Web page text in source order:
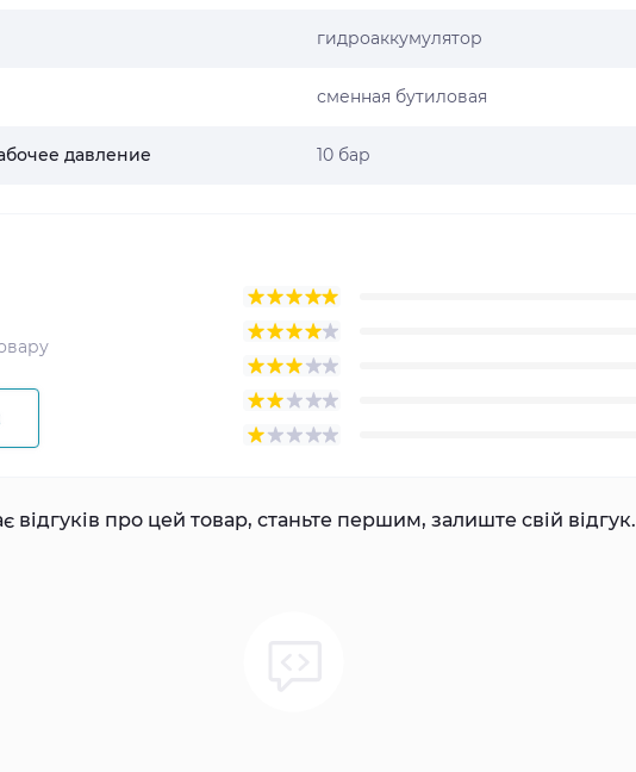
гидроаккумулятор
сменная бутиловая
давление 10 бар
відгуків про цей товар, станьте першим, залиште свій відгук.